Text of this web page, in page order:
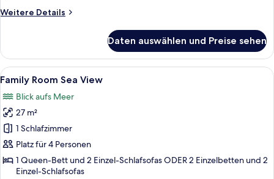
anzeigen
Weitere Details
Weitere
/
Double
Room
View
Daten auswählen und Preise sehen
Alle
Fotos
für
Family
Room
Sea
View
anzeigen
Family Room Sea View |
5
Family Room Sea View
Blick aufs Meer
27 m²
1 Schlafzimmer
Platz für 4 Personen
1 Queen-Bett und 2 Einzel-Schlafsofas ODER 2 Einzelbetten und 2
Einzel-Schlafsofas